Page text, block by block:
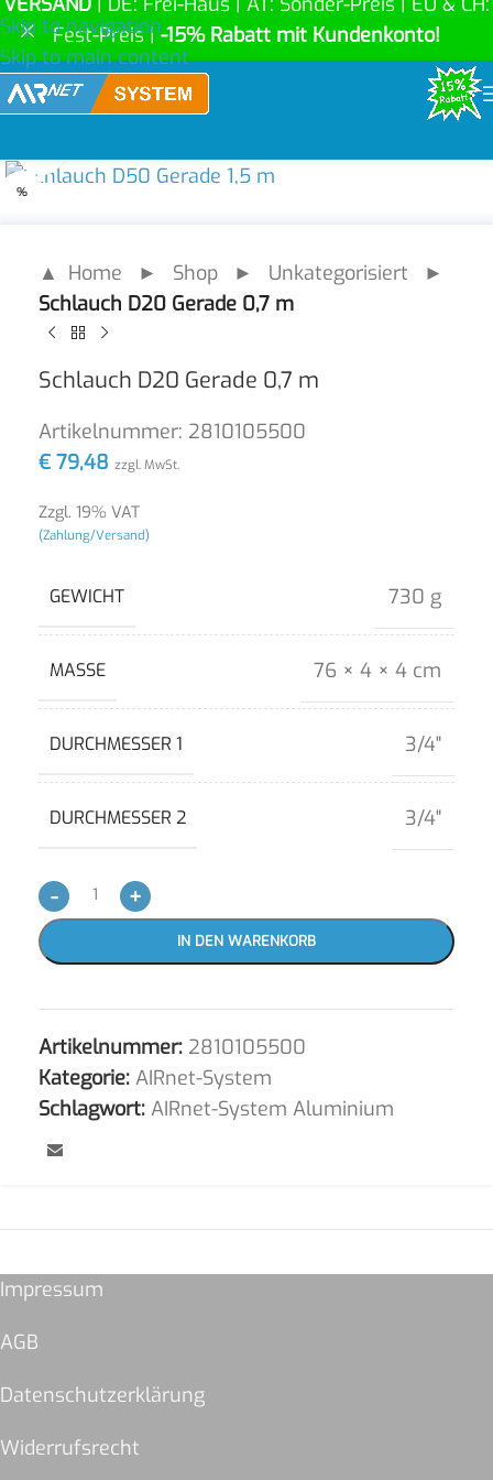
Skip to navigation
Skip to main content
Fest-Preis |-15% Rabatt mit Kundenkonto!
%
▲ Home ► Shop ► Unkategorisiert ►
Schlauch D20 Gerade 0,7 m
Schlauch D20 Gerade 0,7 m
Artikelnummer: 2810105500
€ 79,48 zzgl. MwSt.
Zzgl. 19% VAT
(Zahlung/Versand)
GEWICHT 730 g
MASSE 76 × 4 × 4 cm
DURCHMESSER 1 3/4"
DURCHMESSER 2 3/4"
- +
IN DEN WARENKORB
Artikelnummer: 2810105500
Kategorie: AIRnet-System
Schlagwort: AIRnet-System Aluminium
Impressum
AGB
Datenschutzerklärung
Widerrufsrecht